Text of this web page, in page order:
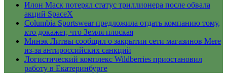
Илон Маск потерял статус триллионера после обвала
акций SpaceX
Columbia Sportswear предложила отдать компанию тому,
кто докажет, что Земля плоская
Минэк Литвы сообщил о закрытии сети магазинов Mere
из-за антироссийских санкций
Логистический комплекс Wildberries приостановил
работу в Екатеринбурге